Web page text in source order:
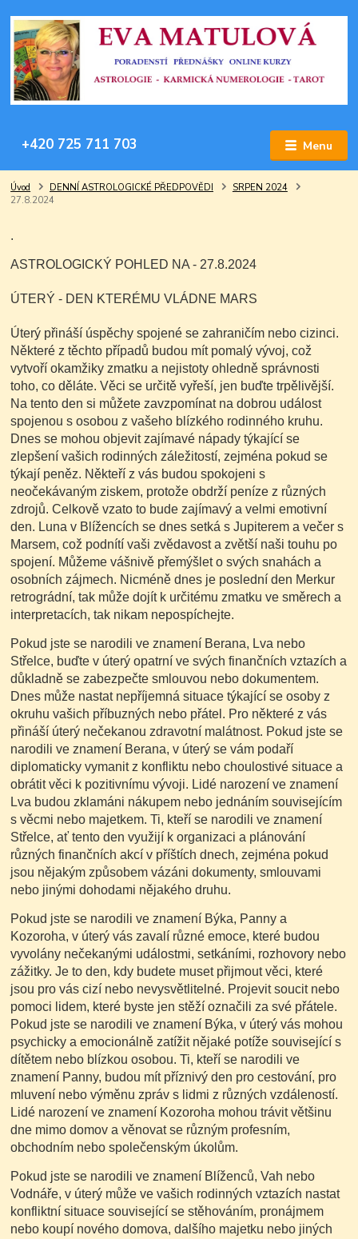
Menu
+420 725 711 703
Úvod DENNÍ ASTROLOGICKÉ PŘEDPOVĚDI
SRPEN 2024
27.8.2024
.
ASTROLOGICKÝ POHLED NA - 27.8.2024
ÚTERÝ - DEN KTERÉMU VLÁDNE MARS
Úterý přináší úspěchy spojené se zahraničím nebo cizinci.
Některé z těchto případů budou mít pomalý vývoj, což
vytvoří okamžiky zmatku a nejistoty ohledně správnosti
toho, co děláte. Věci se určitě vyřeší, jen buďte trpělivější.
Na tento den si můžete zavzpomínat na dobrou událost
spojenou s osobou z vašeho blízkého rodinného kruhu.
Dnes se mohou objevit zajímavé nápady týkající se
zlepšení vašich rodinných záležitostí, zejména pokud se
týkají peněz. Někteří z vás budou spokojeni s
neočekávaným ziskem, protože obdrží peníze z různých
zdrojů. Celkově vzato to bude zajímavý a velmi emotivní
den. Luna v Blížencích se dnes setká s Jupiterem a večer s
Marsem, což podnítí vaši zvědavost a zvětší naši touhu po
spojení. Můžeme vášnivě přemýšlet o svých snahách a
osobních zájmech. Nicméně dnes je poslední den Merkur
retrográdní, tak může dojít k určitému zmatku ve směrech a
interpretacích, tak nikam nepospíchejte.
Pokud jste se narodili ve znamení Berana, Lva nebo
Střelce, buďte v úterý opatrní ve svých finančních vztazích a
důkladně se zabezpečte smlouvou nebo dokumentem.
Dnes může nastat nepříjemná situace týkající se osoby z
okruhu vašich příbuzných nebo přátel. Pro některé z vás
přináší úterý nečekanou zdravotní malátnost. Pokud jste se
narodili ve znamení Berana, v úterý se vám podaří
diplomaticky vymanit z konfliktu nebo choulostivé situace a
obrátit věci k pozitivnímu vývoji. Lidé narození ve znamení
Lva budou zklamáni nákupem nebo jednáním souvisejícím
s věcmi nebo majetkem. Ti, kteří se narodili ve znamení
Střelce, ať tento den využijí k organizaci a plánování
různých finančních akcí v příštích dnech, zejména pokud
jsou nějakým způsobem vázáni dokumenty, smlouvami
nebo jinými dohodami nějakého druhu.
Pokud jste se narodili ve znamení Býka, Panny a
Kozoroha, v úterý vás zavalí různé emoce, které budou
vyvolány nečekanými událostmi, setkáními, rozhovory nebo
zážitky. Je to den, kdy budete muset přijmout věci, které
jsou pro vás cizí nebo nevysvětlitelné. Projevit soucit nebo
pomoci lidem, které byste jen stěží označili za své přátele.
Pokud jste se narodili ve znamení Býka, v úterý vás mohou
psychicky a emocionálně zatížit nějaké potíže související s
dítětem nebo blízkou osobou. Ti, kteří se narodili ve
znamení Panny, budou mít příznivý den pro cestování, pro
mluvení nebo výměnu zpráv s lidmi z různých vzdáleností.
Lidé narození ve znamení Kozoroha mohou trávit většinu
dne mimo domov a věnovat se různým profesním,
obchodním nebo společenským úkolům.
Pokud jste se narodili ve znamení Blíženců, Vah nebo
Vodnáře, v úterý může ve vašich rodinných vztazích nastat
konfliktní situace související se stěhováním, pronájmem
nebo koupí nového domova, dalšího majetku nebo jiných